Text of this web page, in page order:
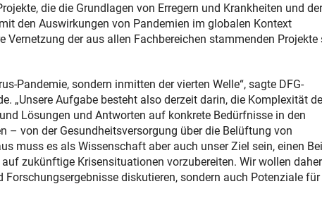
die die Grundlagen von Erregern und Krankheiten und
den Auswirkungen von Pandemien im globalen Kontext
der aus allen Fachbereichen stammenden Projekte
Pandemie, sondern inmitten der vierten Welle“, sagte DFG-
„Unsere Aufgabe besteht also derzeit darin, die Komplexität
Lösungen und Antworten auf konkrete Bedürfnisse in den
– von der Gesundheitsversorgung über die Belüftung von
muss es als Wissenschaft aber auch unser Ziel sein, einen
zukünftige Krisensituationen vorzubereiten. Wir wollen
diskutieren, sondern auch Potenziale für